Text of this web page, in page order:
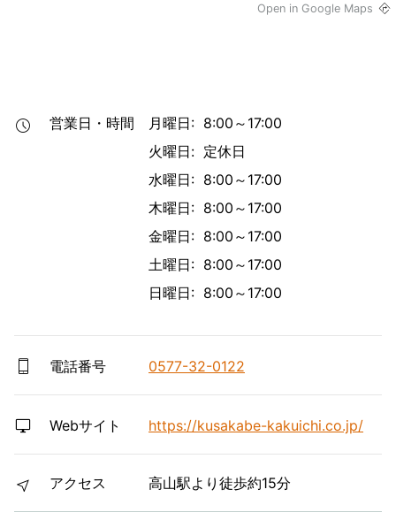
Open in Google Maps
営業日・時間
月曜日: 8:00～17:00
火曜日: 定休日
水曜日: 8:00～17:00
木曜日: 8:00～17:00
金曜日: 8:00～17:00
土曜日: 8:00～17:00
日曜日: 8:00～17:00
電話番号 0577-32-0122
Webサイト https://kusakabe-kakuichi.co.jp/
アクセス 高山駅より徒歩約15分